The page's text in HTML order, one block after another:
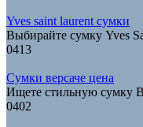
Yves saint laurent сумки
Выбирайте сумку Yves
0413
Сумки версаче цена
Ищете стильную сумку
0402